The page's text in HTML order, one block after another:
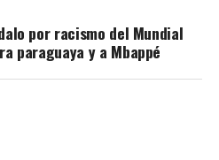
por racismo del Mundial
paraguaya y a Mbappé